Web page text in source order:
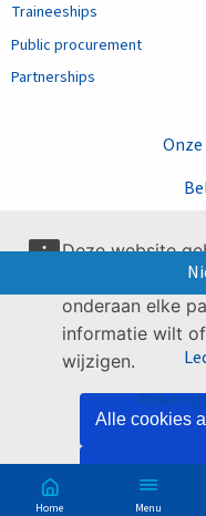
Deze website
pagina
onderaan elke
informatie wilt
wijzigen.
Alle cookies
Menu
Skip
Traineeships
Public procurement
Partnerships